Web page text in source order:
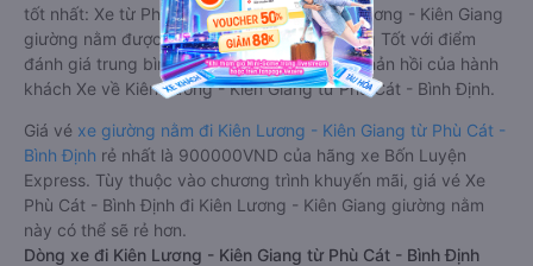
tốt nhất: Xe từ Phù Cát - Bình Định đi Kiên Lương - Kiên Giang
giường nằm được đánh giá chung chất lượng Tốt với điểm
đánh giá trung bình từ 4.2/5 dựa trên 547 phản hồi của hành
khách Xe về Kiên Lương - Kiên Giang từ Phù Cát - Bình Định.
Giá vé xe giường nằm đi Kiên Lương - Kiên Giang từ Phù Cát -
Bình Định rẻ nhất là 900000VND của hãng xe Bốn Luyện
Express. Tùy thuộc vào chương trình khuyến mãi, giá vé Xe
Phù Cát - Bình Định đi Kiên Lương - Kiên Giang giường nằm
này có thể sẽ rẻ hơn.
Dòng xe đi Kiên Lương - Kiên Giang từ Phù Cát - Bình Định